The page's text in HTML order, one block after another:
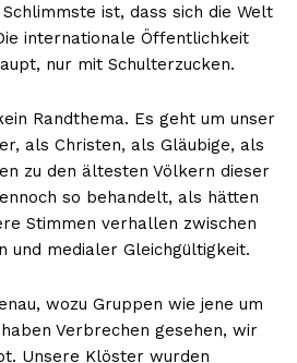
ist, dass sich die Welt
internationale Öffentlichkeit
nur mit Schulterzucken.
Randthema. Es geht um unser
als Christen, als Gläubige, als
zu den ältesten Völkern dieser
so behandelt, als hätten
Stimmen verhallen zwischen
und medialer Gleichgültigkeit.
wozu Gruppen wie jene um
Verbrechen gesehen, wir
Unsere Klöster wurden